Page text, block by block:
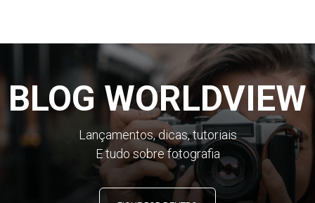
BLOG WORLDVIEW
Lançamentos, dicas, tutoriais
E tudo sobre fotografia